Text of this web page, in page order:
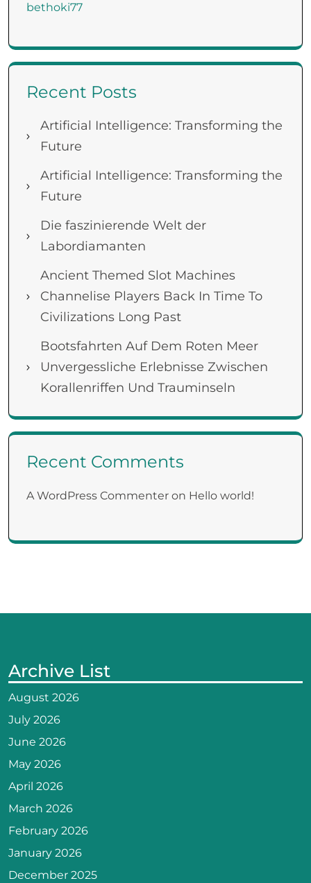
bethoki77
Recent Posts
Artificial Intelligence: Transforming the
Future
Artificial Intelligence: Transforming the
Future
Die faszinierende Welt der
Labordiamanten
Ancient Themed Slot Machines
Channelise Players Back In Time To
Civilizations Long Past
Bootsfahrten Auf Dem Roten Meer
Unvergessliche Erlebnisse Zwischen
Korallenriffen Und Trauminseln
Recent Comments
A WordPress Commenter on Hello world!
Archive List
August 2026
July 2026
June 2026
May 2026
April 2026
March 2026
February 2026
January 2026
December 2025